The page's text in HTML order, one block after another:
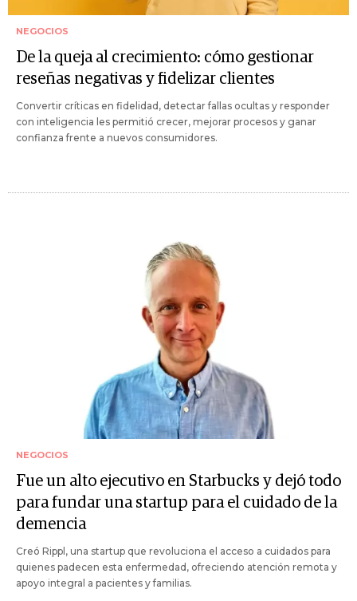
NEGOCIOS
De la queja al crecimiento: cómo gestionar
reseñas negativas y fidelizar clientes
Convertir críticas en fidelidad, detectar fallas ocultas y responder
con inteligencia les permitió crecer, mejorar procesos y ganar
confianza frente a nuevos consumidores.
NEGOCIOS
Fue un alto ejecutivo en Starbucks y dejó todo
para fundar una startup para el cuidado de la
demencia
Creó Rippl, una startup que revoluciona el acceso a cuidados para
quienes padecen esta enfermedad, ofreciendo atención remota y
apoyo integral a pacientes y familias.